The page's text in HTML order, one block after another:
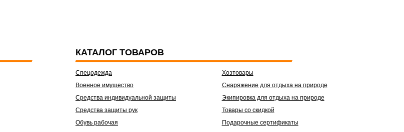
КАТАЛОГ ТОВАРОВ
Спецодежда
Военное имущество
Средства индивидуальной защиты
Средства защиты рук
Обувь рабочая
Хозтовары
Снаряжение для отдыха на природе
Экипировка для отдыха на природе
Товары со скидкой
Подарочные сертификаты